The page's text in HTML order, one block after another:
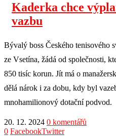
Kaderka chce
vazbu
Bývalý boss Českého tenisového
ze Vsetína, žádá od společnosti,
850 tisíc korun. Jít má o
dělá nárok i za dobu, kdy byl
mnohamilionový dotační podvod.
20. 12. 2024 0 komentářů
0 FacebookTwitter